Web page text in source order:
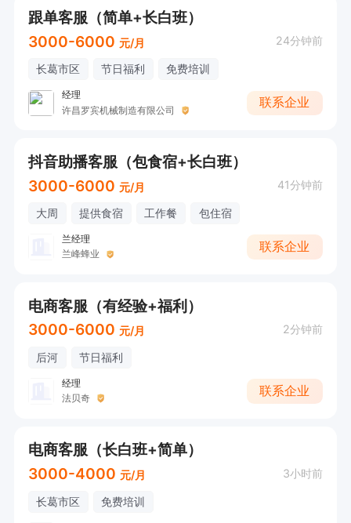
跟单客服（简单+长白班）
3000-6000 元/月 24分钟前
长葛市区 节日福利 免费培训
经理
许昌罗宾机械制造有限公司
联系企业
抖音助播客服（包食宿+长白班）
3000-6000 元/月 41分钟前
大周 提供食宿 工作餐 包住宿
兰经理
兰峰蜂业
联系企业
电商客服（有经验+福利）
3000-6000 元/月 2分钟前
后河 节日福利
经理
法贝奇
联系企业
电商客服（长白班+简单）
3000-4000 元/月 3小时前
长葛市区 免费培训